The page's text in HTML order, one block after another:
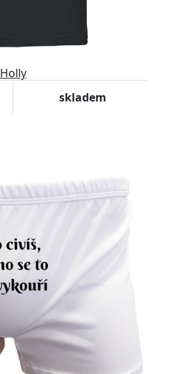
Holly
skladem